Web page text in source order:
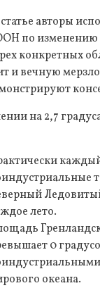
авторы
по изменению
конкретных
и вечную
на 2,7
лето.
0
океана.